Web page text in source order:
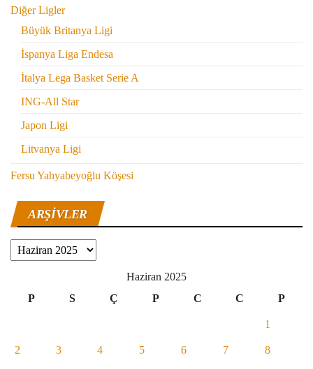
Diğer Ligler
Büyük Britanya Ligi
İspanya Liga Endesa
İtalya Lega Basket Serie A
ING-All Star
Japon Ligi
Litvanya Ligi
Fersu Yahyabeyoğlu Köşesi
ARŞIVLER
Arşivler
Haziran 2025
P
S Ç P C C P
1
2 3 4 5 6 7 8